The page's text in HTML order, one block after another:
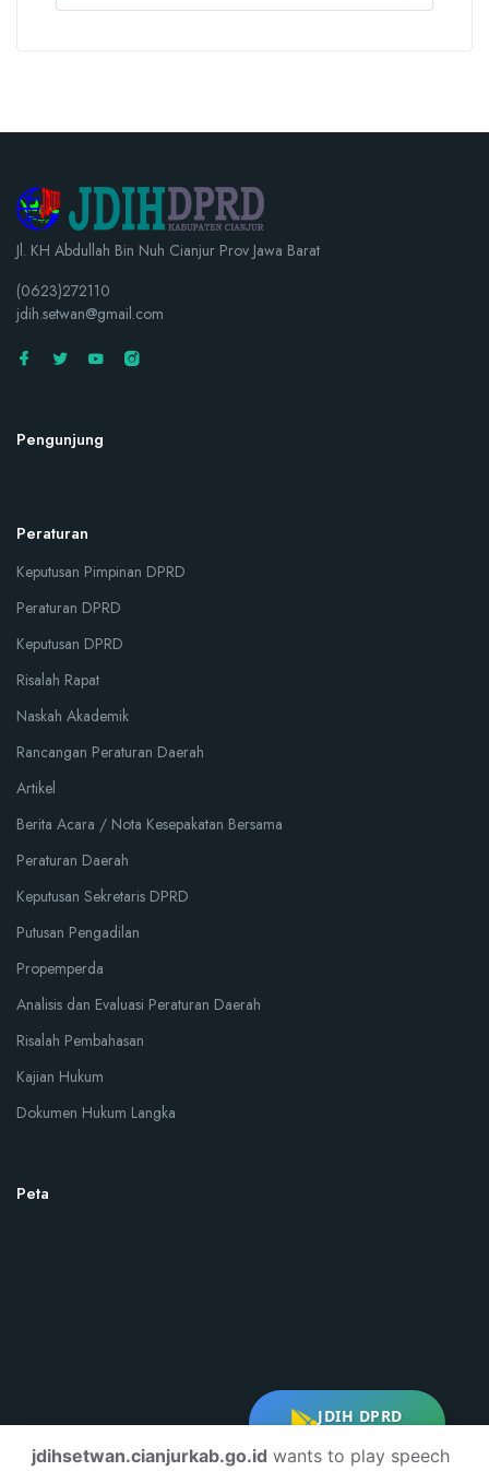
JDIH DPRD
Jl. KH Abdullah Bin Nuh Cianjur Prov Jawa Barat
(0623)272110
jdih.setwan@gmail.com
Pengunjung
Peraturan
Keputusan Pimpinan DPRD
Peraturan DPRD
Keputusan DPRD
Risalah Rapat
Naskah Akademik
Rancangan Peraturan Daerah
Artikel
Berita Acara / Nota Kesepakatan Bersama
Peraturan Daerah
Keputusan Sekretaris DPRD
Putusan Pengadilan
Propemperda
Analisis dan Evaluasi Peraturan Daerah
Risalah Pembahasan
Kajian Hukum
Dokumen Hukum Langka
Peta
jdihsetwan.cianjurkab.go.id wants to play speech